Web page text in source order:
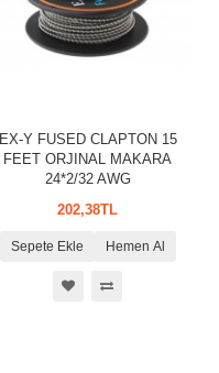
EX-Y FUSED CLAPTON 15
FEET ORJINAL MAKARA
24*2/32 AWG
202,38TL
Sepete Ekle Hemen Al